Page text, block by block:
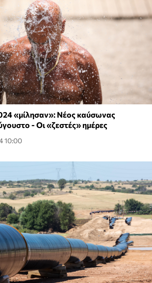
«μίλησαν»: Νέος καύσωνας
- Οι «ζεστές» ημέρες
10:00